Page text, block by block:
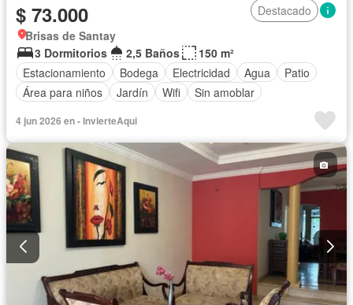
$ 73.000
Destacado
Brisas de Santay
3 Dormitorios
2,5 Baños
150 m²
Estacionamiento
Bodega Electricidad Agua
Patio
Área para niños
Jardín Wifi Sin amoblar
4 jun 2026 en - InvierteAqui